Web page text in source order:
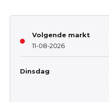
Volgende markt
11-08-2026
Dinsdag